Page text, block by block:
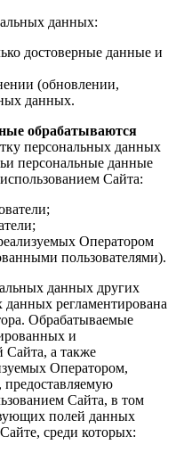
данных:
достоверные данные и
(обновлении,
данных.
обрабатываются
персональных данных
персональные данные
Сайта:
Оператором
пользователями).
данных других
данных регламентирована
Обрабатываемые
и
Сайта, а также
Оператором,
Сайта, в том
полей данных
среди которых: